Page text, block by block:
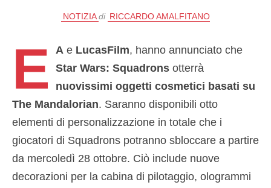
NOTIZIA di RICCARDO AMALFITANO
E A e LucasFilm, hanno annunciato che
Star Wars: Squadrons otterrà
nuovissimi oggetti cosmetici basati su
The Mandalorian. Saranno disponibili otto
elementi di personalizzazione in totale che i
giocatori di Squadrons potranno sbloccare a partire
da mercoledì 28 ottobre. Ciò include nuove
decorazioni per la cabina di pilotaggio, ologrammi